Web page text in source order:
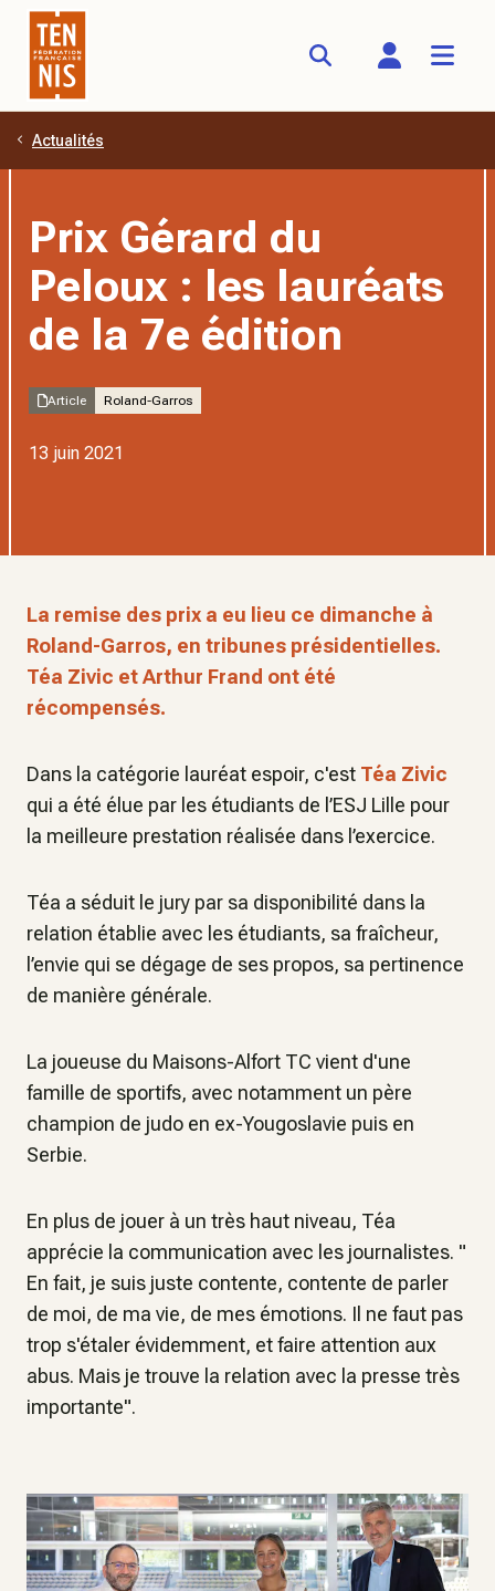
Aller au contenu principal
Actualités
Prix Gérard du
Peloux : les lauréats
de la 7e édition
Article Roland-Garros
13 juin 2021
La remise des prix a eu lieu ce dimanche à
Roland-Garros, en tribunes présidentielles.
Téa Zivic et Arthur Frand ont été
récompensés.
Dans la catégorie lauréat espoir, c'est Téa Zivic
qui a été élue par les étudiants de l’ESJ Lille pour
la meilleure prestation réalisée dans l’exercice.
Téa a séduit le jury par sa disponibilité dans la
relation établie avec les étudiants, sa fraîcheur,
l’envie qui se dégage de ses propos, sa pertinence
de manière générale.
La joueuse du Maisons-Alfort TC vient d'une
famille de sportifs, avec notamment un père
champion de judo en ex-Yougoslavie puis en
Serbie.
En plus de jouer à un très haut niveau, Téa
apprécie la communication avec les journalistes. "
En fait, je suis juste contente, contente de parler
de moi, de ma vie, de mes émotions. Il ne faut pas
trop s'étaler évidemment, et faire attention aux
abus. Mais je trouve la relation avec la presse très
importante".